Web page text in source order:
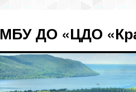
МБУ ДО «ЦДО